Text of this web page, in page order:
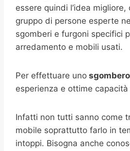
essere quindi l’idea
gruppo di persone esperte
sgomberi e furgoni specifici
arredamento e mobili usati.
Per effettuare uno
esperienza e ottime
Infatti non tutti sanno come
mobile soprattutto farlo in
intoppi. Bisogna anche